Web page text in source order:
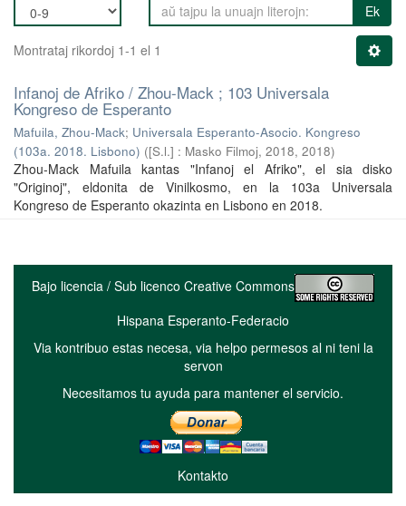
Ek
Montrataj rikordoj 1-1 el 1
Infanoj de Afriko / Zhou-Mack ; 103 Universala
Kongreso de Esperanto
Mafuila, Zhou-Mack; Universala Esperanto-Asocio. Kongreso
(103a. 2018. Lisbono) ([S.l.] : Masko Filmoj, 2018, 2018)
Zhou-Mack Mafuila kantas "Infanoj el Afriko", el sia disko
"Originoj", eldonita de Vinilkosmo, en la 103a Universala
Kongreso de Esperanto okazinta en Lisbono en 2018.
Bajo licencia / Sub licenco Creative Commons
Hispana Esperanto-Federacio
Via kontribuo estas necesa, via helpo permesos al ni teni la
servon
Necesitamos tu ayuda para mantener el servicio.
Kontakto